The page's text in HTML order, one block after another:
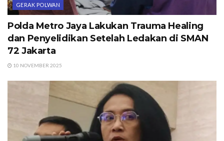
GERAK POLWAN
Polda Metro Jaya Lakukan Trauma Healing
dan Penyelidikan Setelah Ledakan di SMAN
72 Jakarta
10 NOVEMBER 2025